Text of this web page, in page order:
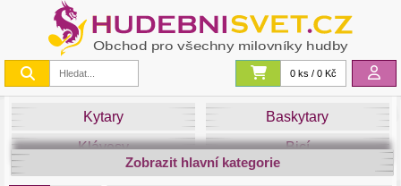
0 ks / 0 Kč
Kytary
Baskytary
Klávesy
Bicí
Smyčce
Dechy
Zobrazit hlavní kategorie